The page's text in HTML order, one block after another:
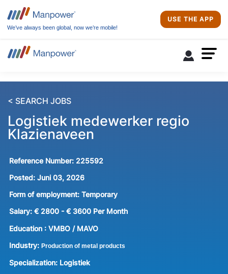
We’ve always been global, now we’re mobile!
USE THE APP
< SEARCH JOBS
Logistiek medewerker regio
Klazienaveen
Reference Number: 225592
Posted: Juni 03, 2026
Form of employment: Temporary
Salary: € 2800 - € 3600 Per Month
Education : VMBO / MAVO
Industry: Production of metal products
Specialization: Logistiek